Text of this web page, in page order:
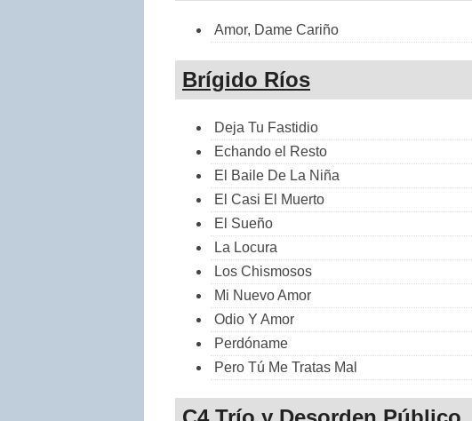
Amor, Dame Cariño
Brígido Ríos
Deja Tu Fastidio
Echando el Resto
El Baile De La Niña
El Casi El Muerto
El Sueño
La Locura
Los Chismosos
Mi Nuevo Amor
Odio Y Amor
Perdóname
Pero Tú Me Tratas Mal